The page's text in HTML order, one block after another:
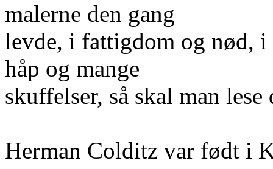
malerne den gang
levde, i fattigdom og nød, i
håp og mange
skuffelser, så skal man
Herman Colditz var født i